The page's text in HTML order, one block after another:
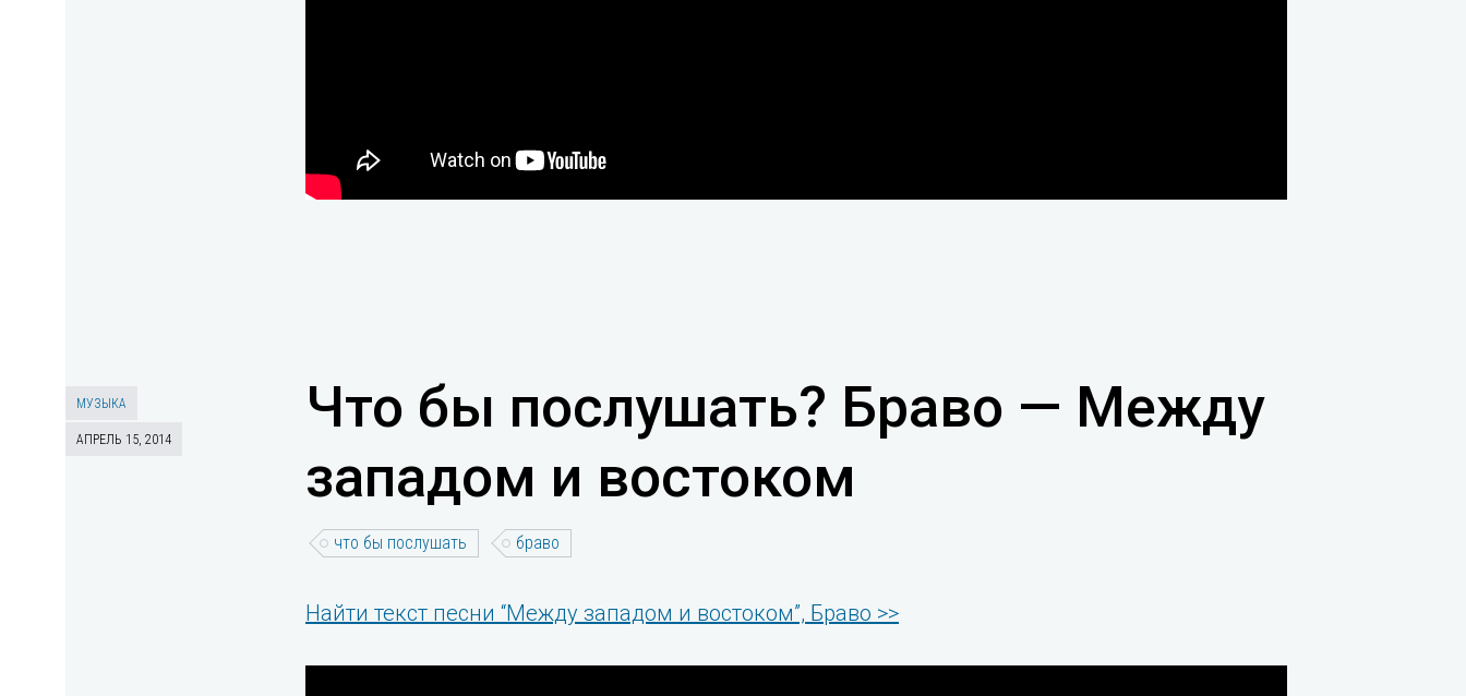
МУЗЫКА
АПРЕЛЬ 15, 2014
Что бы послушать? Браво — Между
западом и востоком
что бы послушать браво
Найти текст песни “Между западом и востоком”, Браво >>